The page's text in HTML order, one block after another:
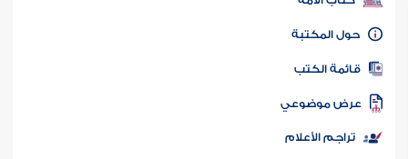
كتاب الأمة
المكتبة
الكتب
موضوعي